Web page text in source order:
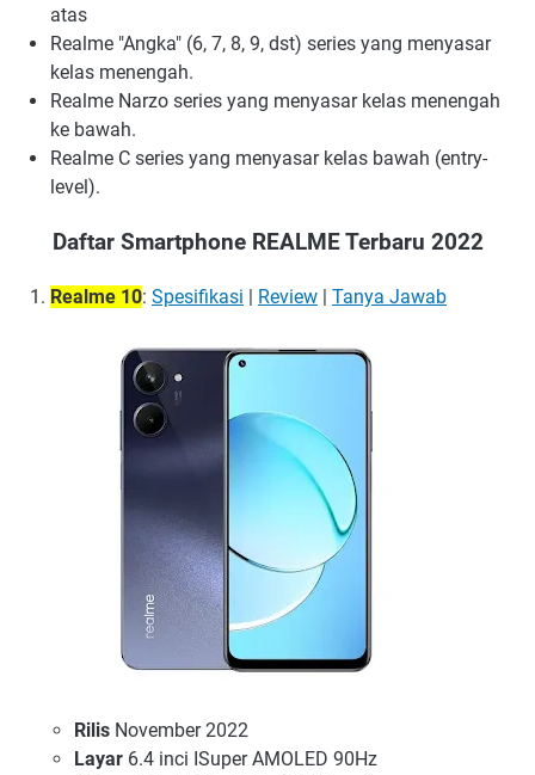
atas
Realme "Angka" (6, 7, 8, 9, dst) series yang menyasar
kelas menengah.
Realme Narzo series yang menyasar kelas menengah
ke bawah.
Realme C series yang menyasar kelas bawah (entry-
level).
Daftar Smartphone REALME Terbaru 2022
Realme 10: Spesifikasi Review Tanya Jawab
Rilis November 2022
Layar 6.4 inci ISuper AMOLED 90Hz